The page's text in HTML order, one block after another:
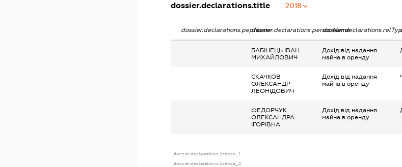
dossier.declarations.title 2018
dossier.declarations.pepNamedossier.declarations.personName
БАБІНЕЦЬ ІВАН
МИХАЙЛОВИЧ
Дохід від надання
майна в оренду
СКАЧКОВ
ОЛЕКСАНДР
ЛЕОНІДОВИЧ
Дохід від надання
майна в оренду
ФЕДОРЧУК
ОЛЕКСАНДРА
ІГОРІВНА
Дохід від надання
майна в оренду
dossier.declarations.license_1
dossier.declarations.license_2